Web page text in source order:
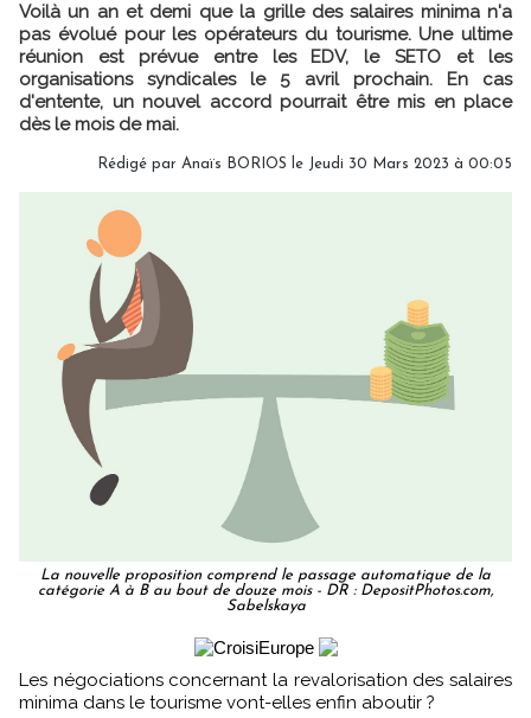
Voilà un an et demi que la grille des salaires minima n'a
pas évolué pour les opérateurs du tourisme. Une ultime
réunion est prévue entre les EDV, le SETO et les
organisations syndicales le 5 avril prochain. En cas
d'entente, un nouvel accord pourrait être mis en place
dès le mois de mai.
Rédigé par Anaïs BORIOS le Jeudi 30 Mars 2023 à 00:05
La nouvelle proposition comprend le passage automatique de la
catégorie A à B au bout de douze mois - DR : DepositPhotos.com,
Sabelskaya
Les négociations concernant la revalorisation des salaires
minima dans le tourisme vont-elles enfin aboutir ?